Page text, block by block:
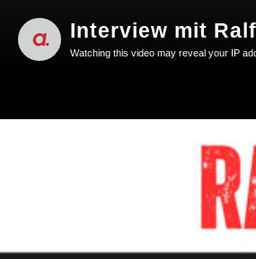
Interview mit
Watching this video may reveal your IP